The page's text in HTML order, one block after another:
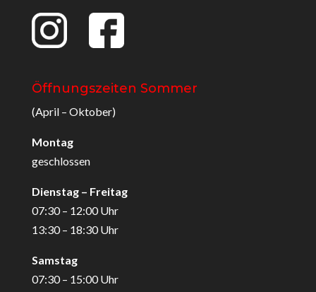
Öffnungszeiten Sommer
(April – Oktober)
Montag
geschlossen
Dienstag – Freitag
07:30 – 12:00 Uhr
13:30 – 18:30 Uhr
Samstag
07:30 – 15:00 Uhr